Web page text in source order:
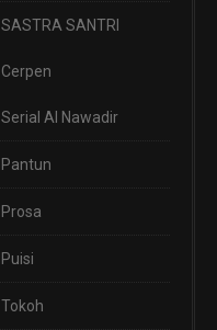
SASTRA SANTRI
Cerpen
Serial Al Nawadir
Pantun
Prosa
Puisi
Tokoh